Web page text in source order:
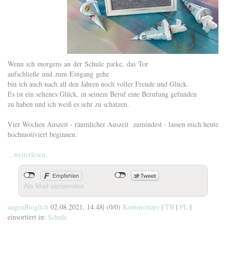
Wenn ich morgens an der Schule parke, das Tor
aufschließe und zum Eingang gehe
bin ich auch nach all den Jahren noch voller Freude und Glück.
Es ist ein seltenes Glück, in seinem Beruf eine Berufung gefunden
zu haben und ich weiß es sehr zu schätzen.
Vier Wochen Auszeit - räumlicher Auszeit zumindest - lassen mich heute
hochmotiviert beginnen.
...weiterlesen
Als Mail versenden
augenBloglich 02.08.2021, 14.48| (0/0) Kommentare | TB | PL |
einsortiert in: Schule